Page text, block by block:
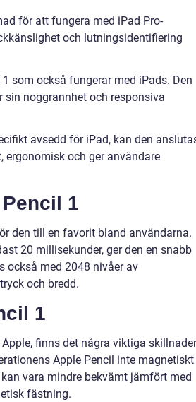
för att fungera med iPad Pro-
och lutningsidentifiering
som också fungerar med iPads. Den
noggrannhet och responsiva
avsedd för iPad, kan den
ergonomisk och ger användare
1
den till en favorit bland användarna.
20 millisekunder, ger den en snabb
också med 2048 nivåer av
och bredd.
1
finns det några viktiga skillnader
Apple Pencil inte magnetiskt
vara mindre bekvämt jämfört med
fästning.